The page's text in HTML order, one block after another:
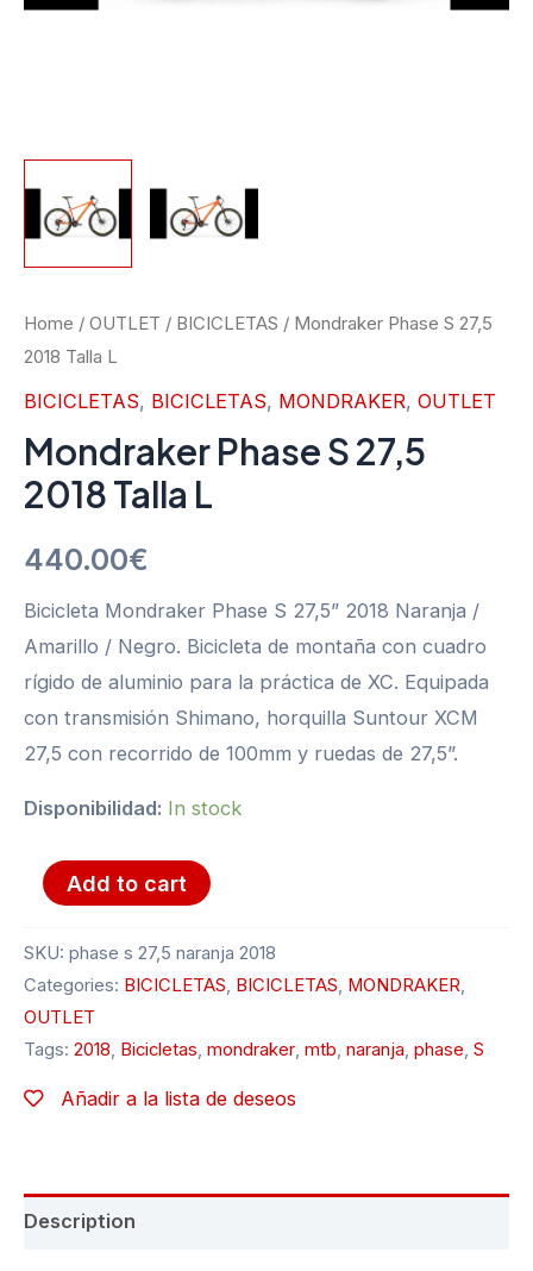
Home / OUTLET / BICICLETAS / Mondraker Phase S 27,5
2018 Talla L
BICICLETAS, BICICLETAS, MONDRAKER, OUTLET
Mondraker Phase S 27,5
2018 Talla L
440.00€
Bicicleta Mondraker Phase S 27,5” 2018 Naranja /
Amarillo / Negro. Bicicleta de montaña con cuadro
rígido de aluminio para la práctica de XC. Equipada
con transmisión Shimano, horquilla Suntour XCM
27,5 con recorrido de 100mm y ruedas de 27,5”.
Disponibilidad: In stock
Mondraker
Phase
S
2018
Talla
quantity
Add to cart
SKU: phase s 27,5 naranja 2018
Categories: BICICLETAS, BICICLETAS, MONDRAKER,
OUTLET
Tags: 2018, Bicicletas, mondraker, mtb, naranja, phase, S
Añadir a la lista de deseos
Description